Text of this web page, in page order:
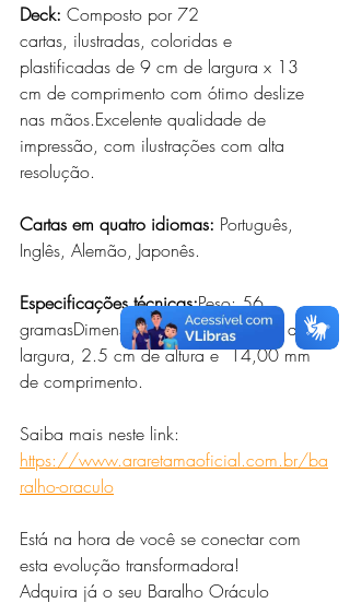
Deck: Composto por 72
cartas, ilustradas, coloridas e
plastificadas de 9 cm de largura x 13
cm de comprimento com ótimo deslize
nas mãos.Excelente qualidade de
impressão, com ilustrações com alta
resolução.
Cartas em quatro idiomas: Português,
Inglês, Alemão, Japonês.
Especificações técnicas:Peso: 56
gramasDimensões da caixa: 10 cm de
largura, 2.5 cm de altura e  14,00 mm
de comprimento.
Saiba mais neste link:
https://www.araretamaoficial.com.br/ba
ralho-oraculo
Está na hora de você se conectar com
esta evolução transformadora!
Adquira já o seu Baralho Oráculo